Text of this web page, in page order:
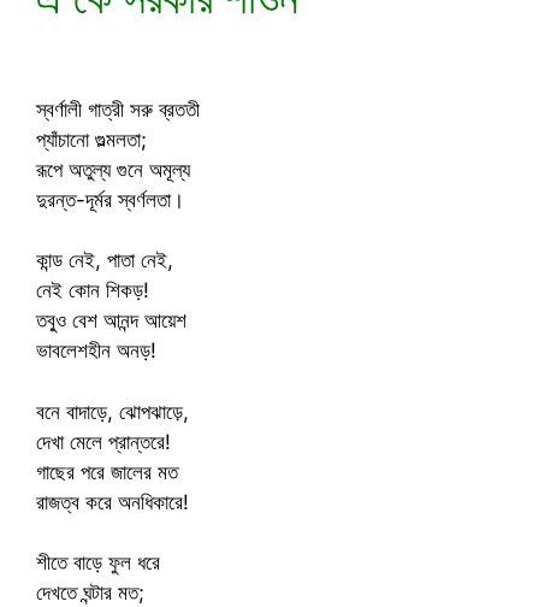
স্বর্ণালী গাত্রী সরু ব্রততী
প্যাঁচানো গুল্মলতা;
রূপে অতুল্য গুনে অমূল্য
দুরন্ত-দূর্মর স্বর্ণলতা।
কান্ড নেই, পাতা নেই,
নেই কোন শিকড়!
তবু্ও বেশ আনন্দ আয়েশ
ভাবলেশহীন অনড়!
বনে বাদাড়ে, ঝোপঝাড়ে,
দেখা মেলে প্রান্তরে!
গাছের পরে জালের মত
রাজত্ব করে অনধিকারে!
শীতে বাড়ে ফুল ধরে
দেখতে ঘন্টার মত;